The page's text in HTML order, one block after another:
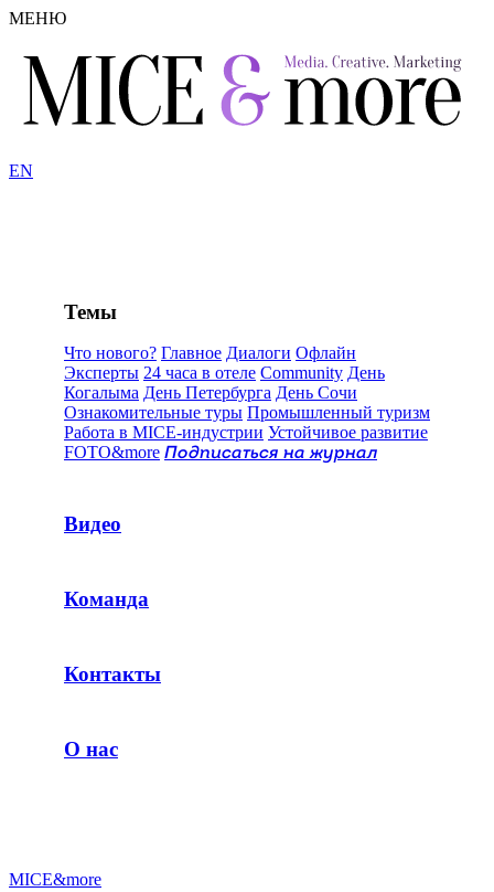
МЕНЮ
EN
Темы
Что нового? Главное Диалоги Офлайн
Эксперты 24 часа в отеле Community День
Когалыма День Петербурга День Сочи
Ознакомительные туры Промышленный туризм
Работа в MICE-индустрии Устойчивое развитие
FOTO&more Подписаться на журнал
Видео
Команда
Контакты
О нас
MICE&more